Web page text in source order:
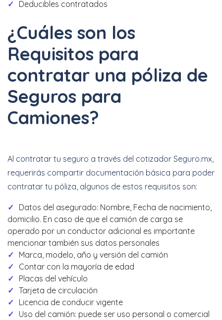
Deducibles contratados
¿Cuáles son los
Requisitos para
contratar una póliza de
Seguros para
Camiones?
Al contratar tu seguro a través del cotizador Seguro.mx,
requerirás compartir documentación básica para poder
contratar tu póliza, algunos de estos requisitos son:
Datos del asegurado: Nombre, Fecha de nacimiento,
domicilio. En caso de que el camión de carga se
operado por un conductor adicional es importante
mencionar también sus datos personales
Marca, modelo, año y versión del camión
Contar con la mayoría de edad
Placas del vehículo
Tarjeta de circulación
Licencia de conducir vigente
Uso del camión: puede ser uso personal o comercial